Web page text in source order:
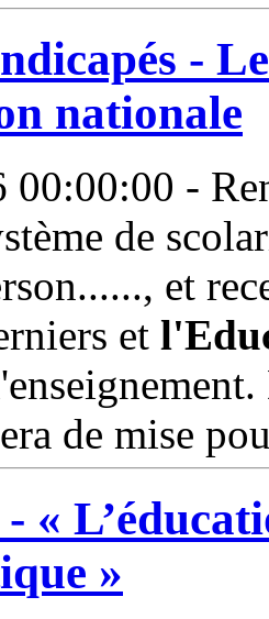
-
nationale
00:00:00 -
de
et
et
de mise
«
»